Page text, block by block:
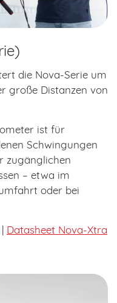
die Nova-Serie um
große Distanzen von
ist für
Schwingungen
zugänglichen
– etwa im
oder bei
| Datasheet Nova-Xtra